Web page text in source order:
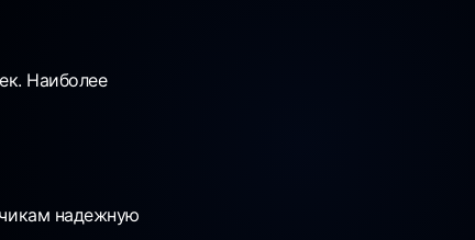
Наиболее
надежную